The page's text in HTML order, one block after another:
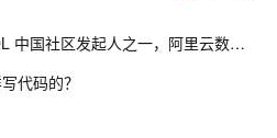
【大咖问答】对话PostgreSQL 中国社区发起人之一，阿里云数据库高级专家 德哥
代码的？